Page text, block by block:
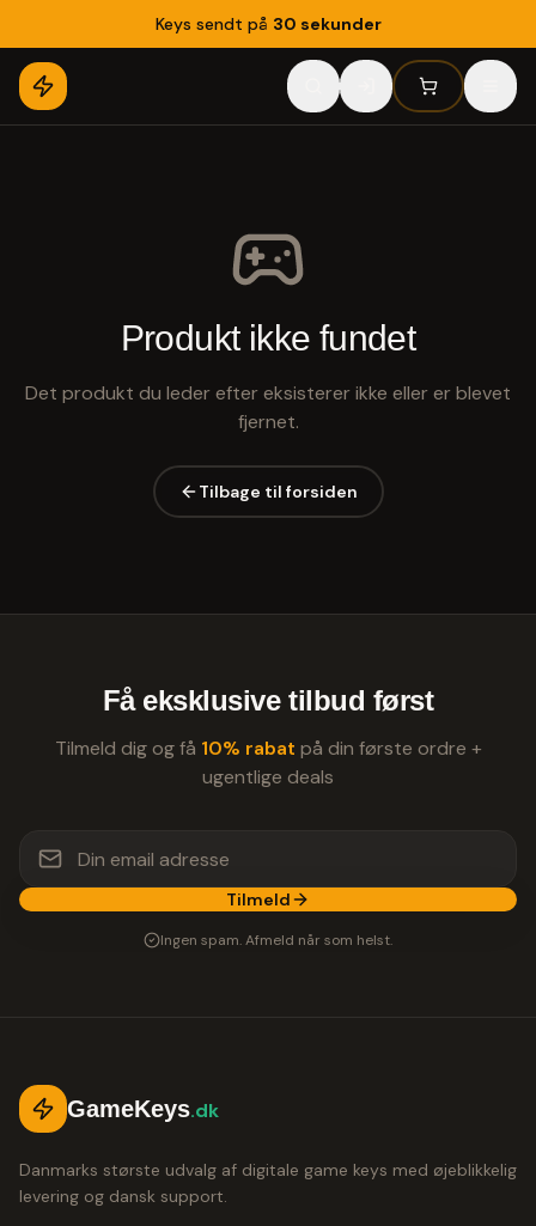
Keys sendt på 30 sekunder
Produkt ikke fundet
Det produkt du leder efter eksisterer ikke eller er blevet
fjernet.
Tilbage til forsiden
Få eksklusive tilbud først
Tilmeld dig og få 10% rabat på din første ordre +
ugentlige deals
Tilmeld
Ingen spam. Afmeld når som helst.
GameKeys.dk
Danmarks største udvalg af digitale game keys med øjeblikkelig
levering og dansk support.